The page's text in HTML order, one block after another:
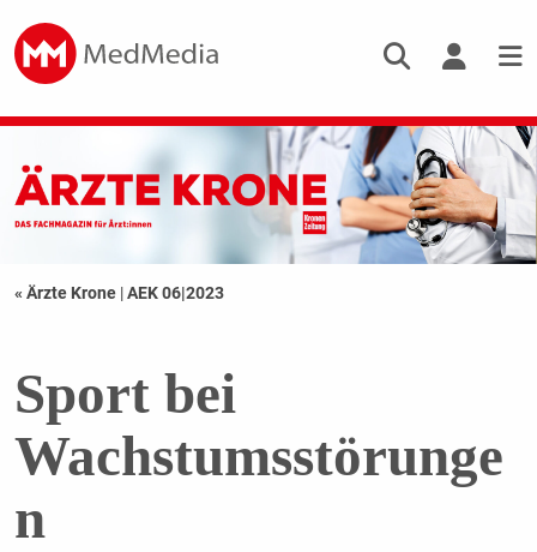
« Ärzte Krone |AEK 06|2023
Sport bei
Wachstumsstörunge
n